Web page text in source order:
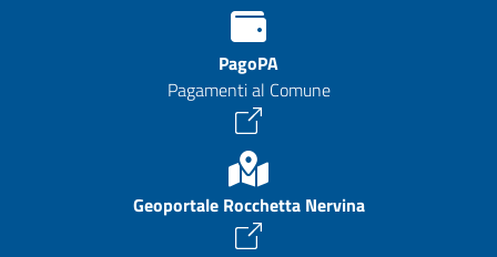
PagoPA
Pagamenti al Comune
Geoportale Rocchetta Nervina